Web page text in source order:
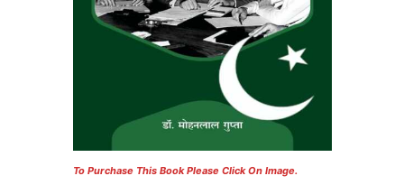
To Purchase This Book Please Click On Image.